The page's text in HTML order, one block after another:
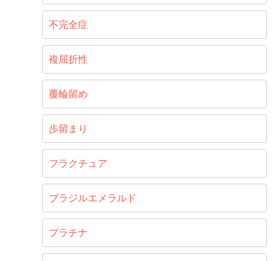
不完全症
複屈折性
覆輪留め
歩留まり
フラクチュア
ブラジルエメラルド
プラチナ